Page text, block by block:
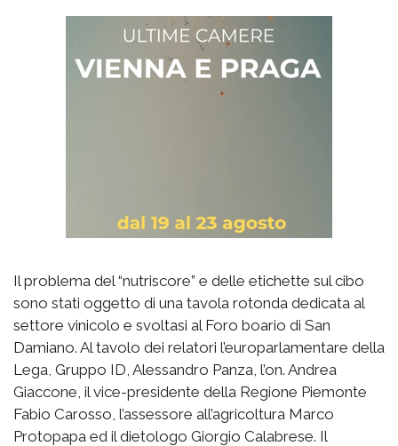
Il problema del “nutriscore” e delle etichette sul cibo
sono stati oggetto di una tavola rotonda dedicata al
settore vinicolo e svoltasi al Foro boario di San
Damiano. Al tavolo dei relatori l’europarlamentare della
Lega, Gruppo ID, Alessandro Panza, l’on. Andrea
Giaccone, il vice-presidente della Regione Piemonte
Fabio Carosso, l’assessore all’agricoltura Marco
Protopapa ed il dietologo Giorgio Calabrese. Il